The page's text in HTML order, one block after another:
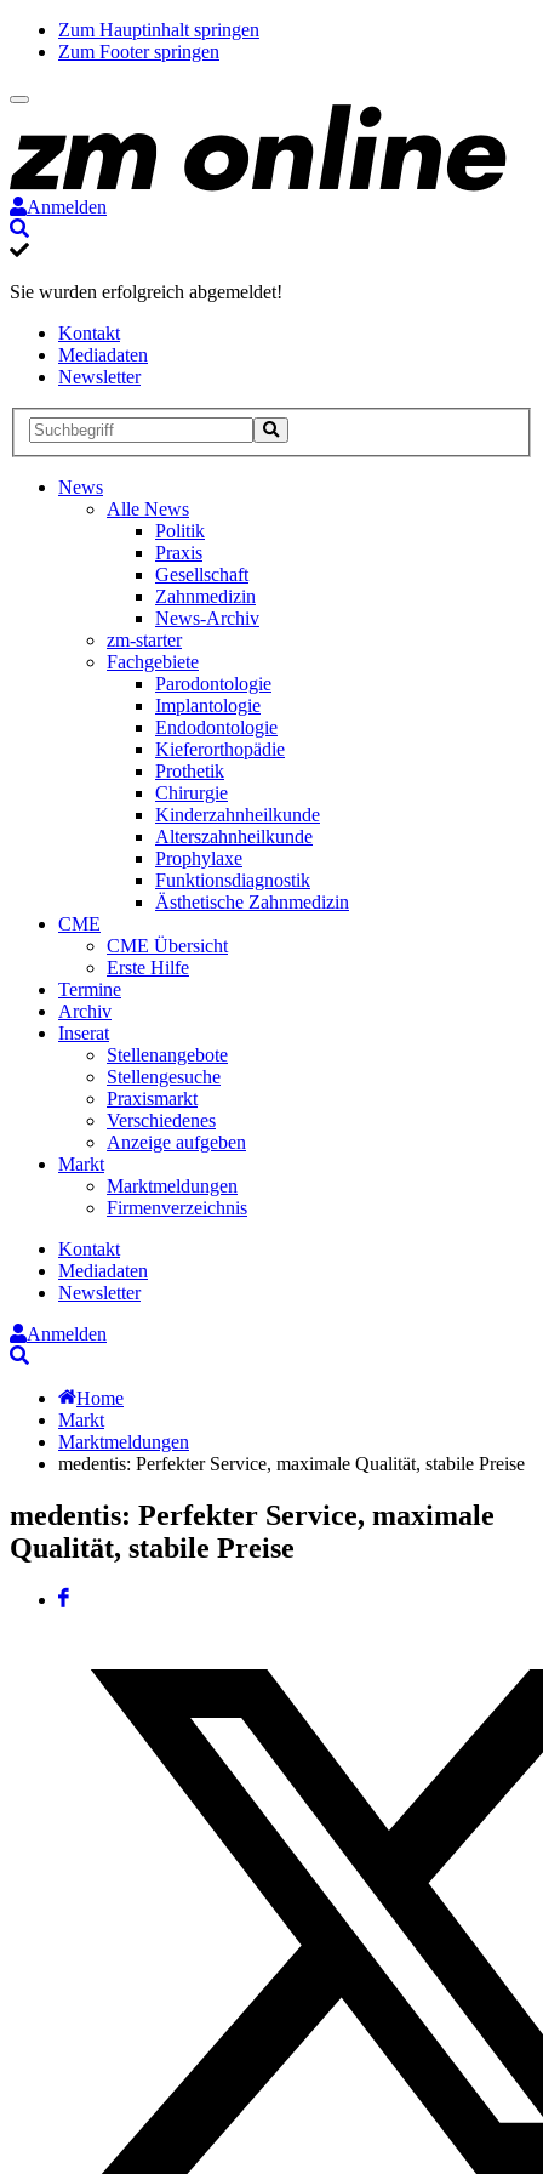
Zum Hauptinhalt springen
Zum Footer springen
Anmelden
Sie wurden erfolgreich abgemeldet!
Kontakt
Mediadaten
Newsletter
Suche
Suche
starten
News
Alle News
Politik
Praxis
Gesellschaft
Zahnmedizin
News-Archiv
zm-starter
Fachgebiete
Parodontologie
Implantologie
Endodontologie
Kieferorthopädie
Prothetik
Chirurgie
Kinderzahnheilkunde
Alterszahnheilkunde
Prophylaxe
Funktionsdiagnostik
Ästhetische Zahnmedizin
CME
CME Übersicht
Erste Hilfe
Termine
Archiv
Inserat
Stellenangebote
Stellengesuche
Praxismarkt
Verschiedenes
Anzeige aufgeben
Markt
Marktmeldungen
Firmenverzeichnis
Kontakt
Mediadaten
Newsletter
Anmelden
Home
Markt
Marktmeldungen
medentis: Perfekter Service, maximale Qualität, stabile Preise
medentis: Perfekter Service, maximale
Qualität, stabile Preise